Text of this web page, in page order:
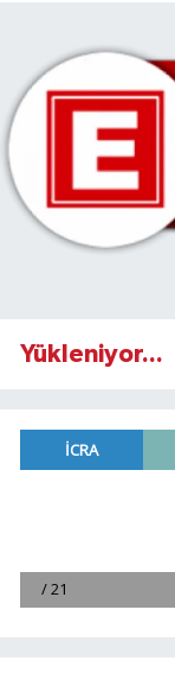
Yükleniyor...